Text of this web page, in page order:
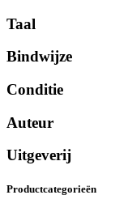
Taal
Bindwijze
Conditie
Auteur
Uitgeverij
Productcategorieën